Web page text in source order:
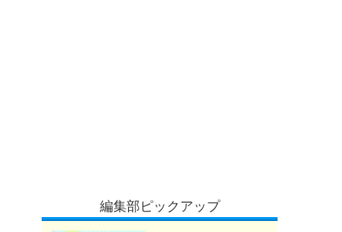
編集部ピックアップ